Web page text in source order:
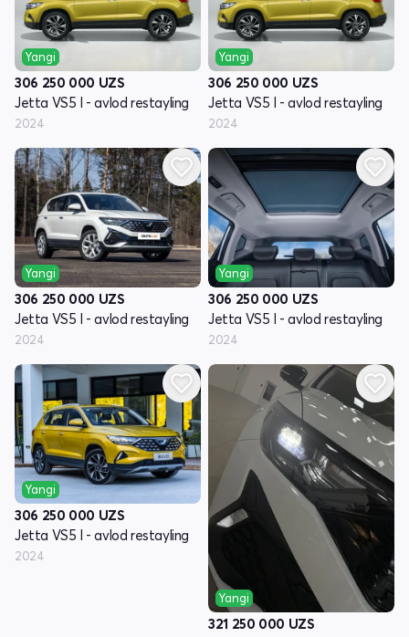
Yangi
306 250 000 UZS
Jetta VS5 I - avlod restayling
2024
Yangi
306 250 000 UZS
Jetta VS5 I - avlod restayling
2024
Yangi
306 250 000 UZS
Jetta VS5 I - avlod restayling
2024
Yangi
306 250 000 UZS
Jetta VS5 I - avlod restayling
2024
Yangi
306 250 000 UZS
Jetta VS5 I - avlod restayling
2024
Yangi
321 250 000 UZS